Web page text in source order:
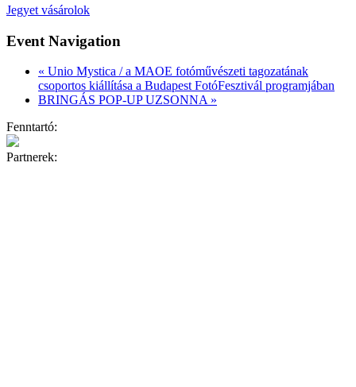
Jegyet vásárolok
Event Navigation
« Unio Mystica / a MAOE fotóművészeti tagozatának
csoportos kiállítása a Budapest FotóFesztivál programjában
BRINGÁS POP-UP UZSONNA »
Fenntartó:
Partnerek: